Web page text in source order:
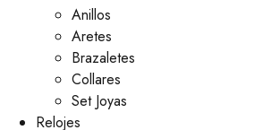
Anillos
Aretes
Brazaletes
Collares
Set Joyas
Relojes